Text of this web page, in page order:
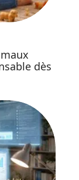
dès